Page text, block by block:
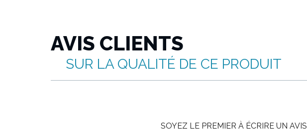
AVIS CLIENTS
SUR LA QUALITÉ DE CE PRODUIT
SOYEZ LE PREMIER À ÉCRIRE UN AVIS